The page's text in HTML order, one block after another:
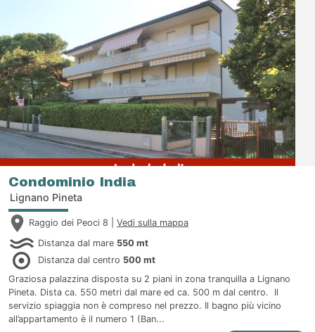
Condominio India
Lignano Pineta
Raggio dei Peoci 8 | Vedi sulla mappa
Distanza dal mare 550 mt
Distanza dal centro 500 mt
Graziosa palazzina disposta su 2 piani in zona tranquilla a Lignano
Pineta. Dista ca. 550 metri dal mare ed ca. 500 m dal centro. Il
servizio spiaggia non è compreso nel prezzo. Il bagno più vicino
all’appartamento è il numero 1 (Ban...